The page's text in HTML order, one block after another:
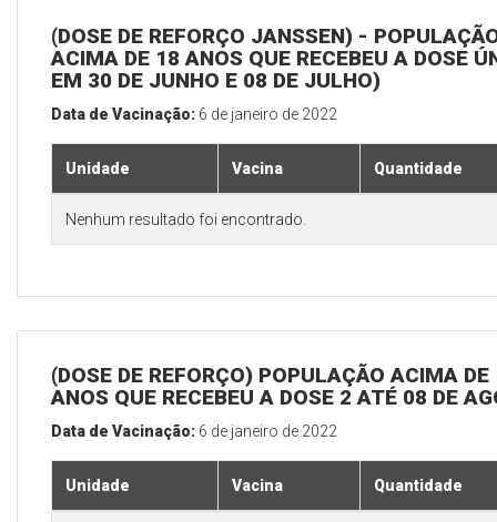
(DOSE DE REFORÇO JANSSEN) -
ACIMA DE 18 ANOS QUE RECEBEU A DOSE
EM 30 DE JUNHO E 08 DE JULHO)
Data de Vacinação: 6 de janeiro de 2022
Unidade Vacina Quantidade
Nenhum resultado foi encontrado.
(DOSE DE REFORÇO) POPULAÇÃO ACIMA DE
ANOS QUE RECEBEU A DOSE 2 ATÉ 08 DE
Data de Vacinação: 6 de janeiro de 2022
Unidade Vacina Quantidade